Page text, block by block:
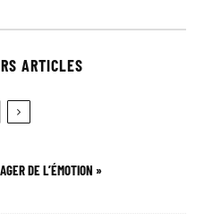
ARTICLES
DE L’ÉMOTION »